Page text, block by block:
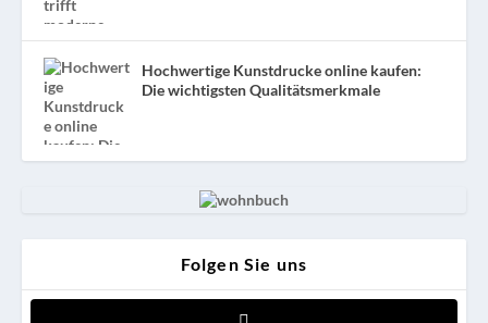
Hochwertige Kunstdrucke online kaufen:
Die wichtigsten Qualitätsmerkmale
Folgen Sie uns